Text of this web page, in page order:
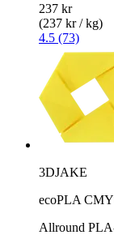
237 kr
(237 kr / kg)
4.5 (73)
3DJAKE
ecoPLA
Allround